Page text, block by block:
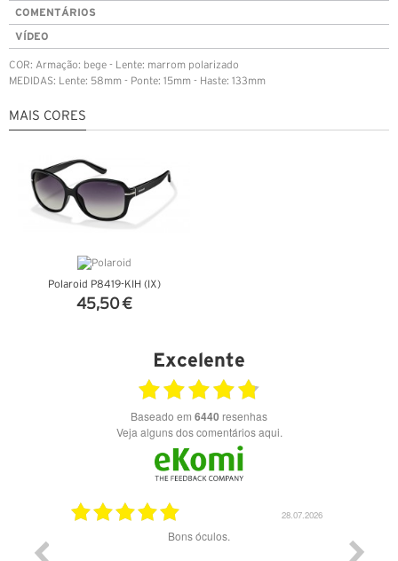
COMENTÁRIOS
VÍDEO
COR: Armação: bege - Lente: marrom polarizado
MEDIDAS: Lente: 58mm - Ponte: 15mm - Haste: 133mm
MAIS CORES
Polaroid P8419-KIH (IX)
45,50 €
Excelente
Baseado em 6440 resenhas
Veja alguns dos comentários aqui.
28.07.2026
Bons óculos.